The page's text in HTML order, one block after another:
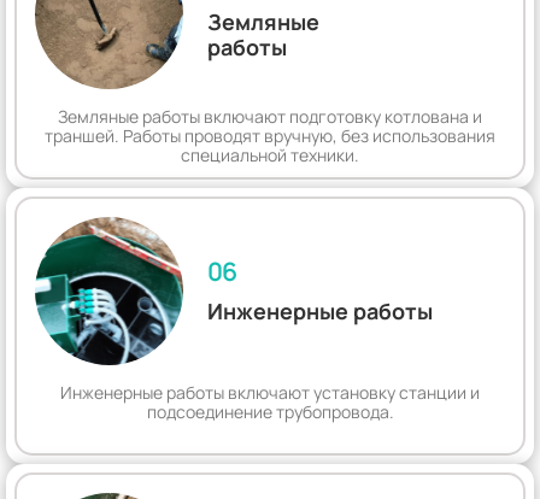
Земляные
работы
Земляные работы включают подготовку котлована и
траншей. Работы проводят вручную, без использования
специальной техники.
06
Инженерные работы
Инженерные работы включают установку станции и
подсоединение трубопровода.